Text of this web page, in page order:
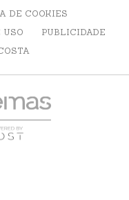
DE COOKIES
USO
PUBLICIDADE